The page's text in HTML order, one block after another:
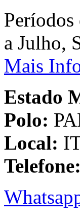
a Julho,
Mais
Estado
Polo:
Local:
Telefone: